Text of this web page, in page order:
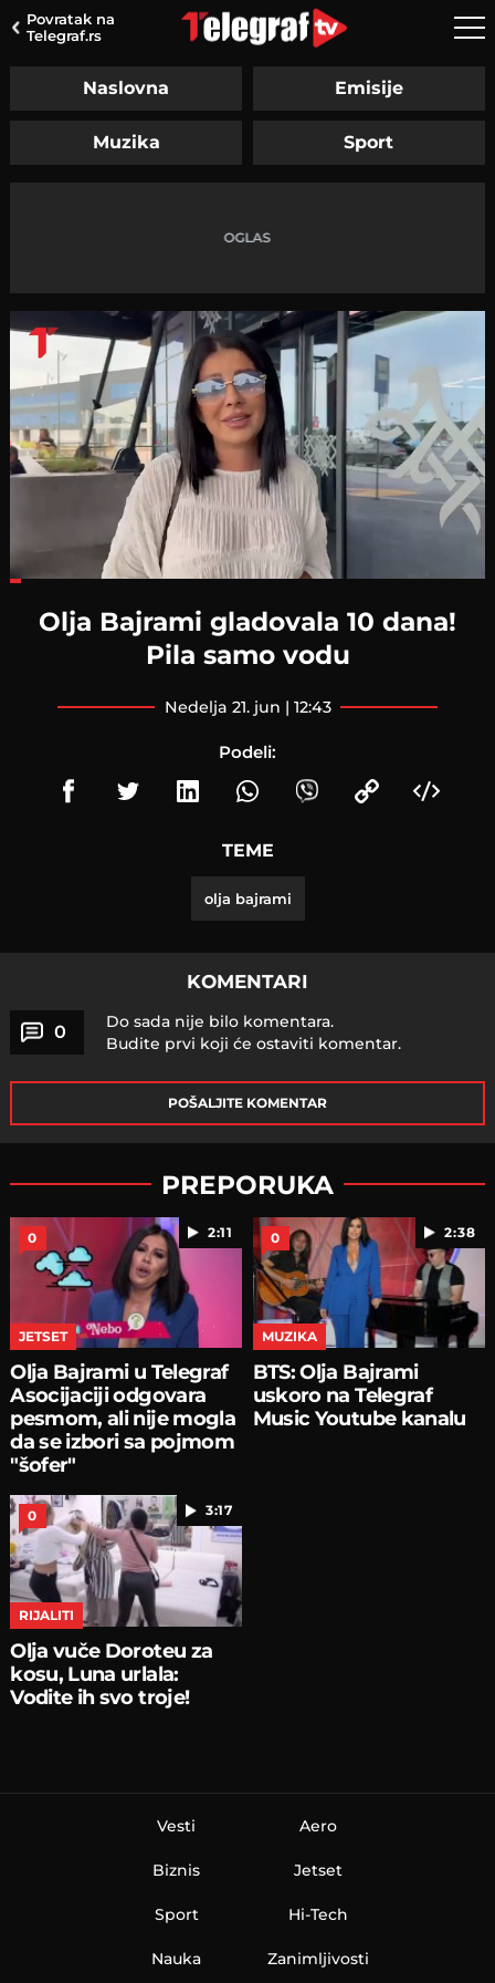
Povratak na
Telegraf.rs
Naslovna Emisije
Muzika Sport
Olja Bajrami gladovala 10 dana!
Pila samo vodu
nedelja 21. jun | 12:43
Podeli:
TEME
olja bajrami
KOMENTARI
0
Do sada nije bilo komentara.
Budite prvi koji će ostaviti komentar.
POŠALJITE KOMENTAR
PREPORUKA
2:11
0
JETSET
Olja Bajrami u Telegraf
Asocijaciji odgovara
pesmom, ali nije mogla
da se izbori sa pojmom
"šofer"
2:38
0
MUZIKA
BTS: Olja Bajrami
uskoro na Telegraf
Music Youtube kanalu
3:17
0
RIJALITI
Olja vuče Doroteu za
kosu, Luna urlala:
Vodite ih svo troje!
Vesti
Biznis
Sport
Nauka
Aero
Jetset
Hi-Tech
Zanimljivosti